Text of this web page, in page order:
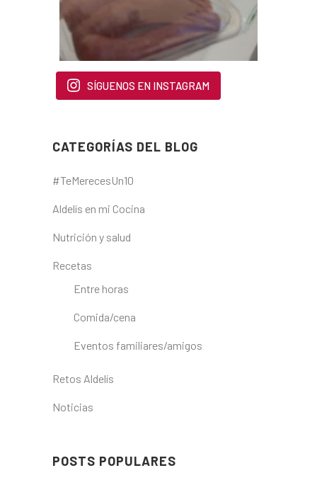
SÍGUENOS EN INSTAGRAM
CATEGORÍAS DEL BLOG
#TeMerecesUn10
Aldelís en mi Cocina
Nutrición y salud
Recetas
Entre horas
Comida/cena
Eventos familiares/amigos
Retos Aldelís
Noticias
POSTS POPULARES